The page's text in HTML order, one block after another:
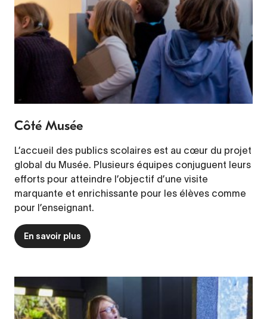
Côté Musée
L’accueil des publics scolaires est au cœur du projet
global du Musée. Plusieurs équipes conjuguent leurs
efforts pour atteindre l’objectif d’une visite
marquante et enrichissante pour les élèves comme
pour l’enseignant.
En savoir plus